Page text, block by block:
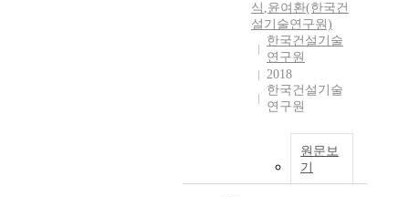
식 ,윤여환(한국건
설기술연구원)
한국건설기술
연구원
2018
한국건설기술
연구원
원문보
기